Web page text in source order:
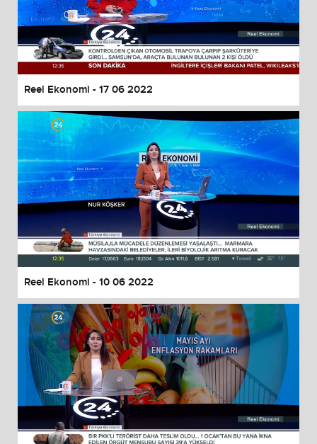
Reel Ekonomi - 17 06 2022
Reel Ekonomi - 10 06 2022